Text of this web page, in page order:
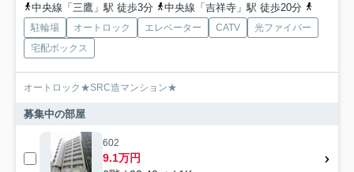
中央線「三鷹」駅 徒歩3分
中央線「吉祥寺」駅 徒歩20分
駐輪場 オートロック エレベーター CATV
光ファイバー
宅配ボックス
オートロック★SRC造マンション★
募集中の部屋
602
9.1万円